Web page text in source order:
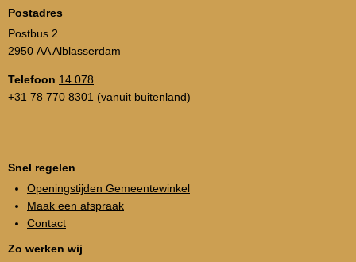
Postadres
Postbus 2
2950 AA Alblasserdam
Telefoon 14 078
+31 78 770 8301 (vanuit buitenland)
Snel regelen
Openingstijden Gemeentewinkel
Maak een afspraak
Contact
Zo werken wij